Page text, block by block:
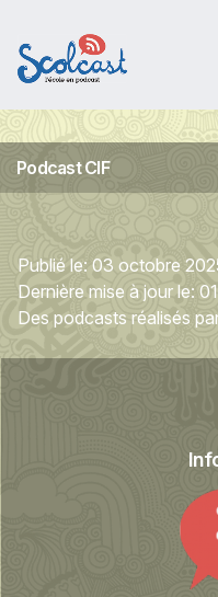
Podcast CIF
Publié le: 03 octobre
Dernière mise à jour le:
Des podcasts réalisés